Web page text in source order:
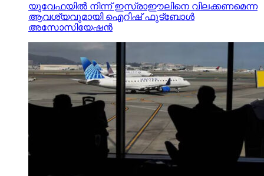
യുവേഫയില്‍ നിന്ന് ഇസ്രാഈലിനെ വിലക്കണമെന്ന
ആവശ്യവുമായി ഐറിഷ് ഫുട്‌ബോള്‍
അസോസിയേഷന്‍